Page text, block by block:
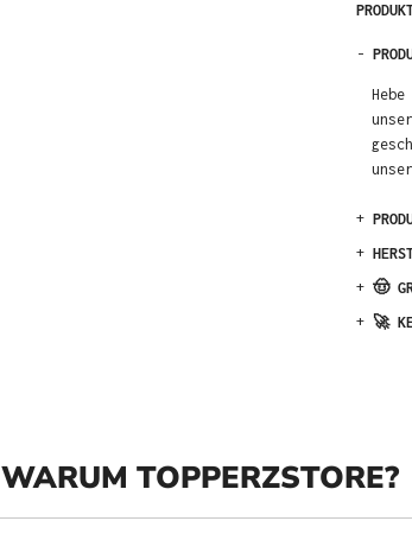
-
+
+
+ 🤠
+ 🚀
WARUM TOPPERZSTORE?